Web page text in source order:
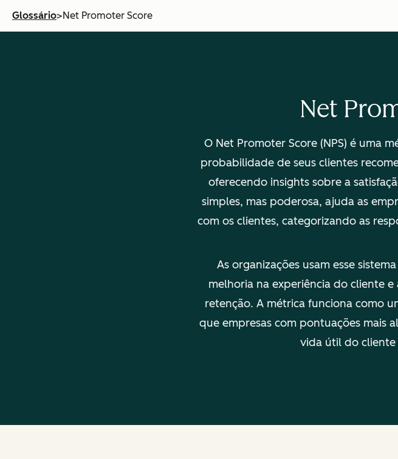
Glossário>Net Promoter Score
Net
O Net Promoter Score (NPS) é uma
probabilidade de seus clientes
oferecendo insights sobre a
simples, mas poderosa, ajuda as
com os clientes, categorizando as
As organizações usam esse
melhoria na experiência do cliente
retenção. A métrica funciona como
que empresas com pontuações mais
vida útil do cliente